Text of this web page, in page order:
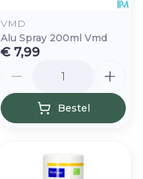
VMD
Alu Spray 200ml Vmd
€ 7,99
Bestel